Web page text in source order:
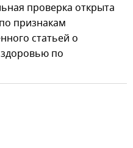
проверка открыта
признакам
статьей о
по